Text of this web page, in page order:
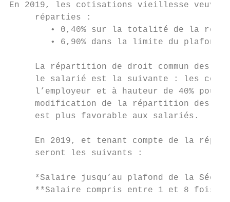
En 2019, les cotisations vieillesse
     réparties :
• 0,40% sur la totalité de la
        • 6,90% dans la limite du plafond.
La répartition de droit commun des
le salarié est la suivante : les
l’employeur et à hauteur de 40% pour
modification de la répartition des
     est plus favorable aux salariés.
En 2019, et tenant compte de la
     seront les suivants :
*Salaire jusqu’au plafond de la
**Salaire compris entre 1 et 8 fois